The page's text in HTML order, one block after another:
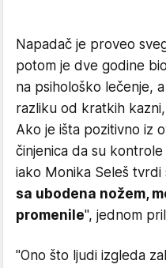
Napadač je proveo
potom je dve godine
na psihološko lečenje,
razliku od kratkih
Ako je išta pozitivno iz
činjenica da su
iako Monika Seleš
sa ubodena nožem,
promenile", jednom
"Ono što ljudi izgleda